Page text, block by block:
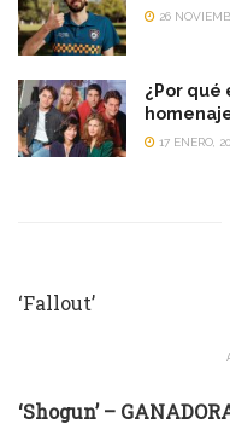
26
¿Por qué
17 ENERO,
‘Fallout’
‘Shogun’ –